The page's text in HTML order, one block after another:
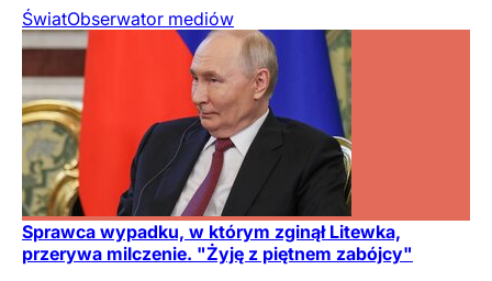
ŚwiatObserwator mediów
Sprawca wypadku, w którym zginął Litewka,
przerywa milczenie. "Żyję z piętnem zabójcy"